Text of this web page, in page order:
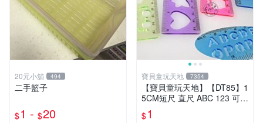
20元小舖 494
二手籃子
$1 - $20
寶貝童玩天地 7354
【寶貝童玩天地】【DT85】1
5CM短尺 直尺 ABC 123 可愛
花樣~1支 特價1元
$1